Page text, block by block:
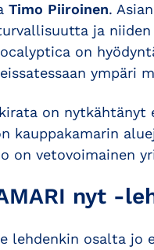
Timo Piiroinen.
ja
on
ympäri
on
kauppakamarin
on vetovoimainen
nyt -
lehdenkin osalta jo